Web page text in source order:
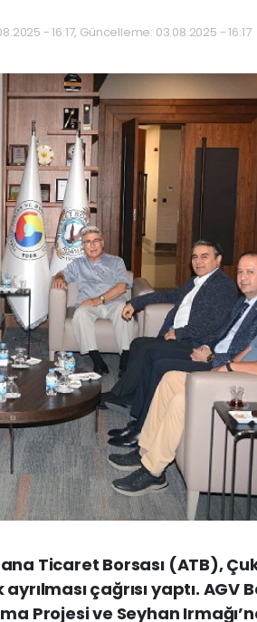
- 16:17, Güncelleme: 03.08.2025 - 16:17
Ticaret Borsası (ATB),
çağrısı yaptı. AGV
Projesi ve Seyhan